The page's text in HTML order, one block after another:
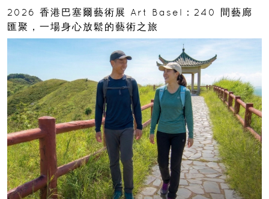
2026 香港巴塞爾藝術展 Art Basel：240 間藝廊
匯聚，一場身心放鬆的藝術之旅